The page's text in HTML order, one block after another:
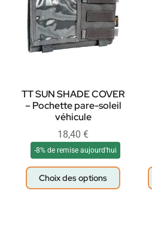
TT SUN SHADE COVER
– Pochette pare-soleil
véhicule
18,40 €
-8% de remise aujourd'hui
Choix des options